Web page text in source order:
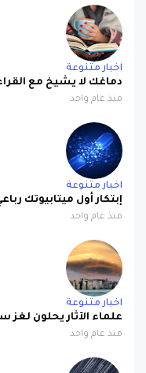
اخبار متنوعة
دماغك لا يشيخ مع
منذ عام واحد
اخبار متنوعة
إبتكار أول ميتابيوتك
منذ عام واحد
اخبار متنوعة
علماء الآثار يحلون لغز
منذ عام واحد